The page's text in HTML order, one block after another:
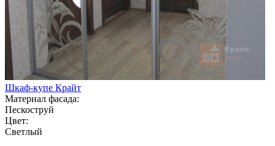
Шкаф-купе Крайт
Материал фасада:
Пескоструй
Цвет:
Светлый